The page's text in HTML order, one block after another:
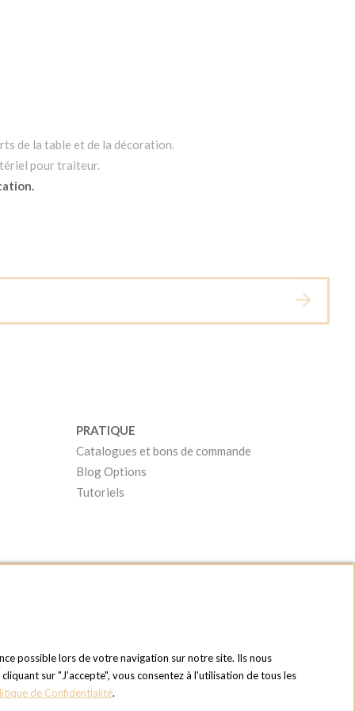
de la table et de la décoration.
pour traiteur.
PRATIQUE
Catalogues et bons de commande
Blog Options
Tutoriels
possible lors de votre navigation sur notre site. Ils nous
sur "J’accepte", vous consentez à l'utilisation de tous les
de Confidentialité.